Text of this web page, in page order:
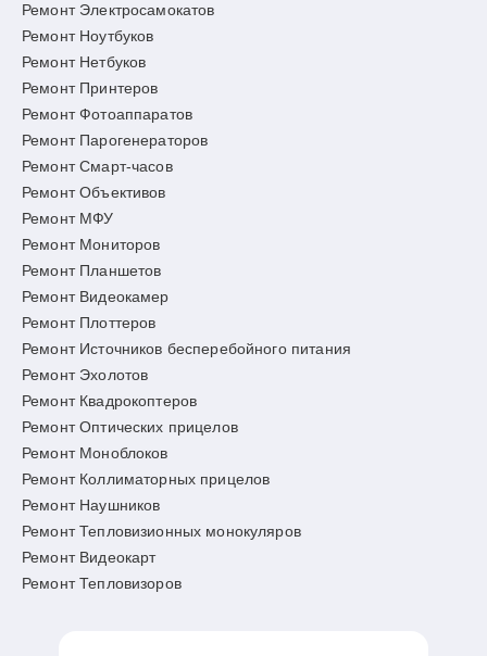
Ремонт Электросамокатов
Ремонт Ноутбуков
Ремонт Нетбуков
Ремонт Принтеров
Ремонт Фотоаппаратов
Ремонт Парогенераторов
Ремонт Смарт-часов
Ремонт Объективов
Ремонт МФУ
Ремонт Мониторов
Ремонт Планшетов
Ремонт Видеокамер
Ремонт Плоттеров
Ремонт Источников бесперебойного питания
Ремонт Эхолотов
Ремонт Квадрокоптеров
Ремонт Оптических прицелов
Ремонт Моноблоков
Ремонт Коллиматорных прицелов
Ремонт Наушников
Ремонт Тепловизионных монокуляров
Ремонт Видеокарт
Ремонт Тепловизоров